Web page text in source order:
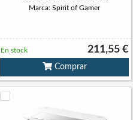
Marca: Spirit of Gamer
211,55 €
En stock
Comprar